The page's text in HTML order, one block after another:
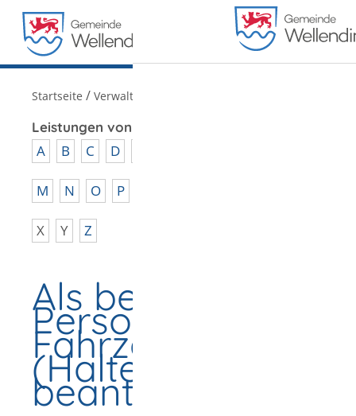
MENÜ
Startseite / Verwaltung
Leistungen von A - Z
A B C D
M N O P
X Y Z
Als berechtigte
Person
(Halterauskunft)
beantragen